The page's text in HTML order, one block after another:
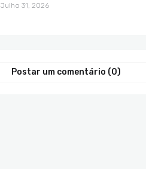
Julho 31, 2026
Postar um comentário (0)